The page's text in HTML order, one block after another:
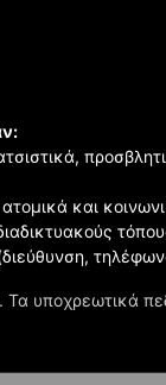
Τα υποχρεωτικά
και